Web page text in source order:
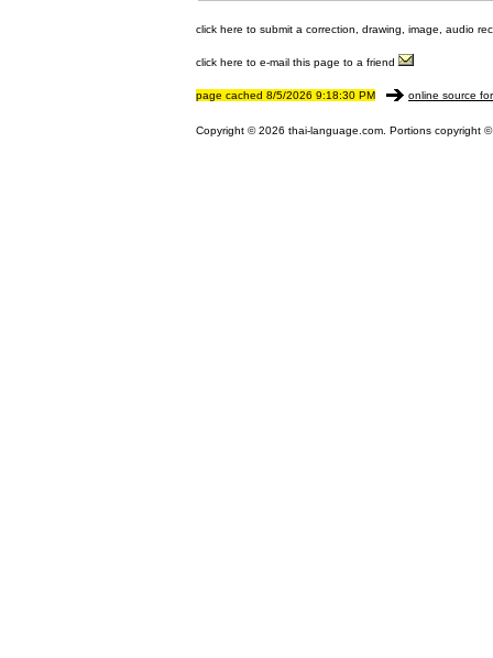
click here to submit a correction, drawing, image, audio
click here to e-mail this page to a friend
page cached 8/5/2026 9:18:30 PM online source
Copyright © 2026 thai-language.com. Portions copyright